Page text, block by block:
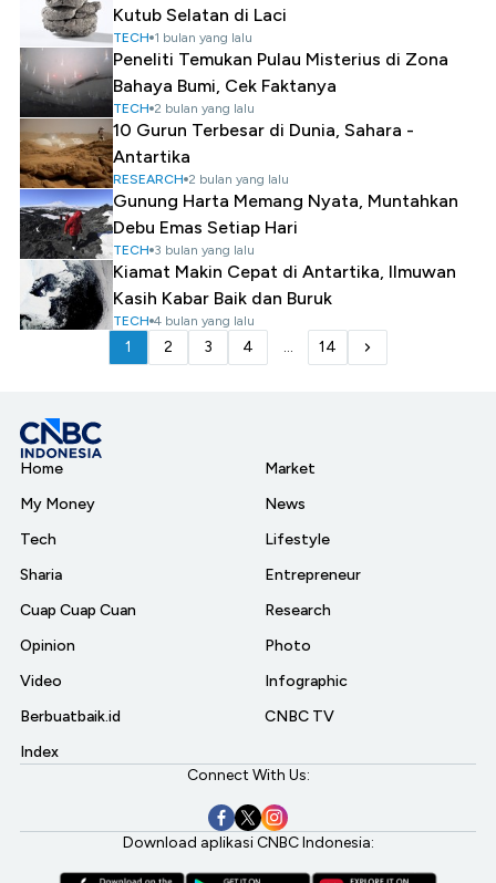
Kutub Selatan di Laci
TECH 1 bulan yang lalu
Peneliti Temukan Pulau Misterius di Zona
Bahaya Bumi, Cek Faktanya
TECH 2 bulan yang lalu
10 Gurun Terbesar di Dunia, Sahara -
Antartika
RESEARCH 2 bulan yang lalu
Gunung Harta Memang Nyata, Muntahkan
Debu Emas Setiap Hari
TECH 3 bulan yang lalu
Kiamat Makin Cepat di Antartika, Ilmuwan
Kasih Kabar Baik dan Buruk
TECH 4 bulan yang lalu
1 2 3 4 ... 14
Home
My Money
Tech
Sharia
Cuap Cuap Cuan
Opinion
Video
Berbuatbaik.id
Index
Market
News
Lifestyle
Entrepreneur
Research
Photo
Infographic
CNBC TV
Connect With Us:
Download aplikasi CNBC Indonesia: